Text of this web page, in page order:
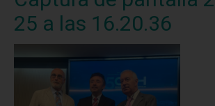
25 a las 16.20.36